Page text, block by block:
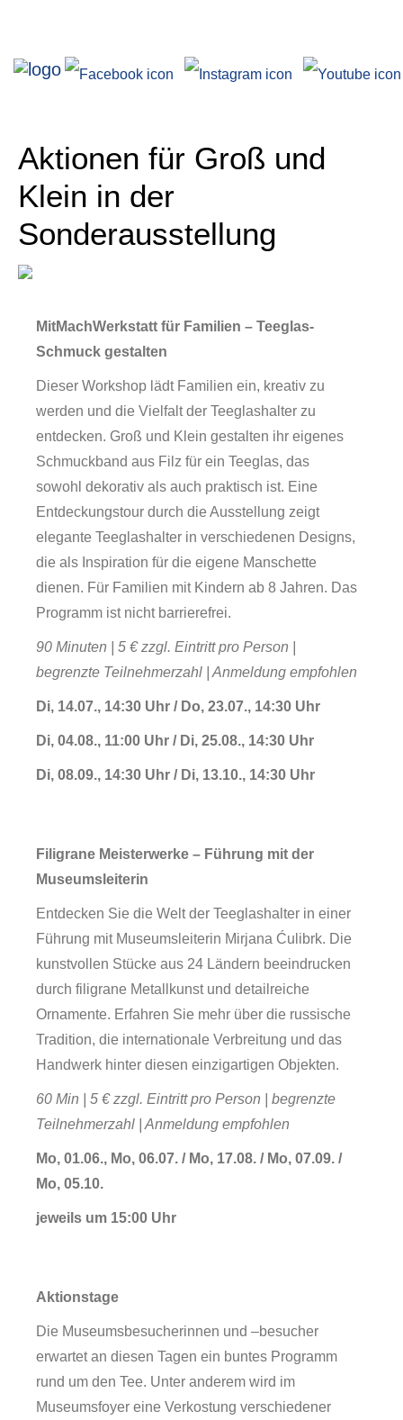
Über uns
Service
Aktionen für Groß und
Klein in der
Sonderausstellung
MitMachWerkstatt für Familien – Teeglas-
Schmuck gestalten
Dieser Workshop lädt Familien ein, kreativ zu
werden und die Vielfalt der Teeglashalter zu
entdecken. Groß und Klein gestalten ihr eigenes
Schmuckband aus Filz für ein Teeglas, das
sowohl dekorativ als auch praktisch ist. Eine
Entdeckungstour durch die Ausstellung zeigt
elegante Teeglashalter in verschiedenen Designs,
die als Inspiration für die eigene Manschette
dienen. Für Familien mit Kindern ab 8 Jahren. Das
Programm ist nicht barrierefrei.
90 Minuten | 5 € zzgl. Eintritt pro Person |
begrenzte Teilnehmerzahl | Anmeldung empfohlen
Di, 14.07., 14:30 Uhr / Do, 23.07., 14:30 Uhr
Di, 04.08., 11:00 Uhr / Di, 25.08., 14:30 Uhr
Di, 08.09., 14:30 Uhr / Di, 13.10., 14:30 Uhr
Filigrane Meisterwerke – Führung mit der
Museumsleiterin
Entdecken Sie die Welt der Teeglashalter in einer
Führung mit Museumsleiterin Mirjana Ćulibrk. Die
kunstvollen Stücke aus 24 Ländern beeindrucken
durch filigrane Metallkunst und detailreiche
Ornamente. Erfahren Sie mehr über die russische
Tradition, die internationale Verbreitung und das
Handwerk hinter diesen einzigartigen Objekten.
60 Min | 5 € zzgl. Eintritt pro Person | begrenzte
Teilnehmerzahl | Anmeldung empfohlen
Mo, 01.06., Mo, 06.07. / Mo, 17.08. / Mo, 07.09. /
Mo, 05.10.
jeweils um 15:00 Uhr
Aktionstage
Die Museumsbesucherinnen und –besucher
erwartet an diesen Tagen ein buntes Programm
rund um den Tee. Unter anderem wird im
Museumsfoyer eine Verkostung verschiedener